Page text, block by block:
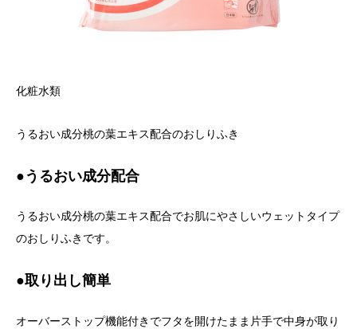
化粧水類
うるおい成分桃の葉エキス配合のおしりふき
●うるおい成分配合
うるおい成分桃の葉エキス配合でお肌にやさしいウェットタイプ
のおしりふきです。
●取り出し簡単
オーバーストップ機能付きでフタを開けたまま片手で中身が取り